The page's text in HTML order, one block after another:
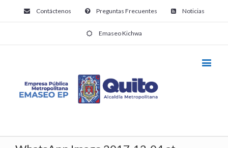
Contáctenos Preguntas Frecuentes Noticias
Emaseo Kichwa